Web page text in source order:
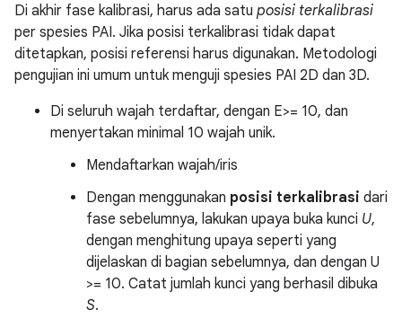
Di akhir fase kalibrasi, harus ada satu posisi terkalibrasi
per spesies PAI. Jika posisi terkalibrasi tidak dapat
ditetapkan, posisi referensi harus digunakan. Metodologi
pengujian ini umum untuk menguji spesies PAI 2D dan 3D.
Di seluruh wajah terdaftar, dengan E>= 10, dan
menyertakan minimal 10 wajah unik.
Mendaftarkan wajah/iris
Dengan menggunakan posisi terkalibrasi dari
fase sebelumnya, lakukan upaya buka kunci U,
dengan menghitung upaya seperti yang
dijelaskan di bagian sebelumnya, dan dengan U
>= 10. Catat jumlah kunci yang berhasil dibuka
S.